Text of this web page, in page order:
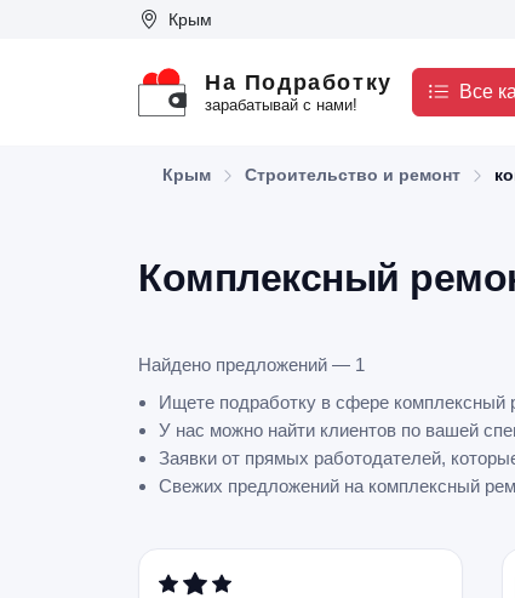
Крым
На Подработку
зарабатывай с нами!
Все
Крым Строительство и ремонт
Комплексный
Найдено предложений — 1
Ищете подработку в сфере комплексный
У нас можно найти клиентов по вашей
Заявки от прямых работодателей,
Свежих предложений на комплексный